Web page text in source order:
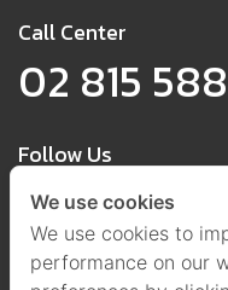
Call Center
02 815
Follow Us
We use cookies
We use cookies to
performance on our